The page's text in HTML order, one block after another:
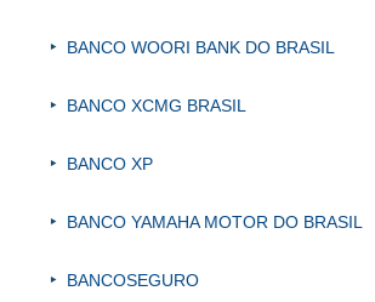
BANCO WOORI BANK DO BRASIL
BANCO XCMG BRASIL
BANCO XP
BANCO YAMAHA MOTOR DO BRASIL
BANCOSEGURO